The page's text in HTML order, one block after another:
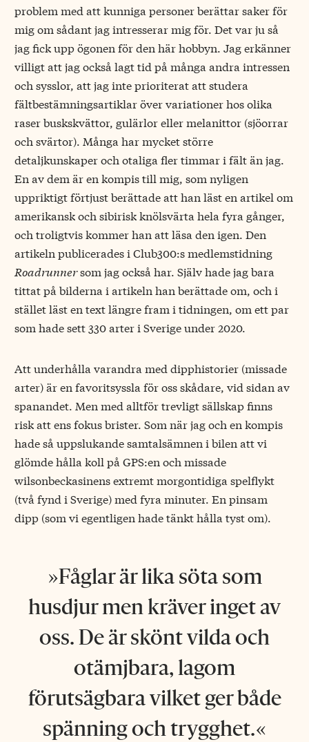
problem med att kunniga personer berättar saker för
mig om sådant jag intresserar mig för. Det var ju så
jag fick upp ögonen för den här hobbyn. Jag erkänner
villigt att jag också lagt tid på många andra intressen
och sysslor, att jag inte prioriterat att studera
fältbestämningsartiklar över variationer hos olika
raser buskskvättor, gulärlor eller melanittor (sjöorrar
och svärtor). Många har mycket större
detaljkunskaper och otaliga fler timmar i fält än jag.
En av dem är en kompis till mig, som nyligen
uppriktigt förtjust berättade att han läst en artikel om
amerikansk och sibirisk knölsvärta hela fyra gånger,
och troligtvis kommer han att läsa den igen. Den
artikeln publicerades i Club300:s medlemstidning
Roadrunnersom jag också har. Själv hade jag bara
tittat på bilderna i artikeln han berättade om, och i
stället läst en text längre fram i tidningen, om ett par
som hade sett 330 arter i Sverige under 2020.
Att underhålla varandra med dipphistorier (missade
arter) är en favoritsyssla för oss skådare, vid sidan av
spanandet. Men med alltför trevligt sällskap finns
risk att ens fokus brister. Som när jag och en kompis
hade så uppslukande samtalsämnen i bilen att vi
glömde hålla koll på GPS:en och missade
wilsonbeckasinens extremt morgontidiga spelflykt
(två fynd i Sverige) med fyra minuter. En pinsam
dipp (som vi egentligen hade tänkt hålla tyst om).
Fåglar är lika söta som
husdjur men kräver inget av
oss. De är skönt vilda och
otämjbara, lagom
förutsägbara vilket ger både
spänning och trygghet.